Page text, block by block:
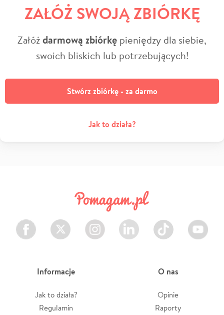
ZAŁÓŻ SWOJĄ ZBIÓRKĘ
Załóżdarmową zbiórkę pieniędzy dla siebie,
swoich bliskich lub potrzebujących!
Stwórz zbiórkę - za darmo
Jak to działa?
Facebook Twitter Instagram LinkedIn TikTok Youtube
Informacje
Jak to działa?
Regulamin
O nas
Opinie
Raporty